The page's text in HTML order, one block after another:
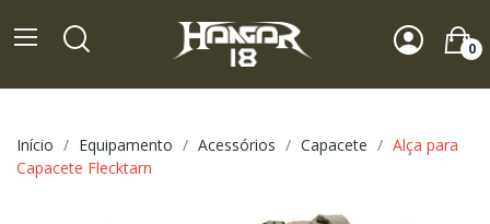
0
Início Equipamento Acessórios Capacete
Alça para
Capacete Flecktarn